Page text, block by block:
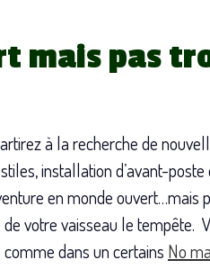
mais pas
à la recherche de
installation d’avant-
en monde
votre vaisseau le
dans un certains No